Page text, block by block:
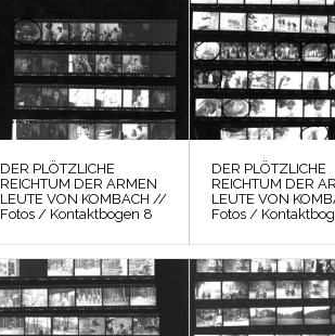
DER PLÖTZLICHE
REICHTUM DER ARMEN
LEUTE VON KOMBACH //
Fotos / Kontaktbogen 8
DER PLÖTZLICHE
REICHTUM DER
LEUTE VON
Fotos /